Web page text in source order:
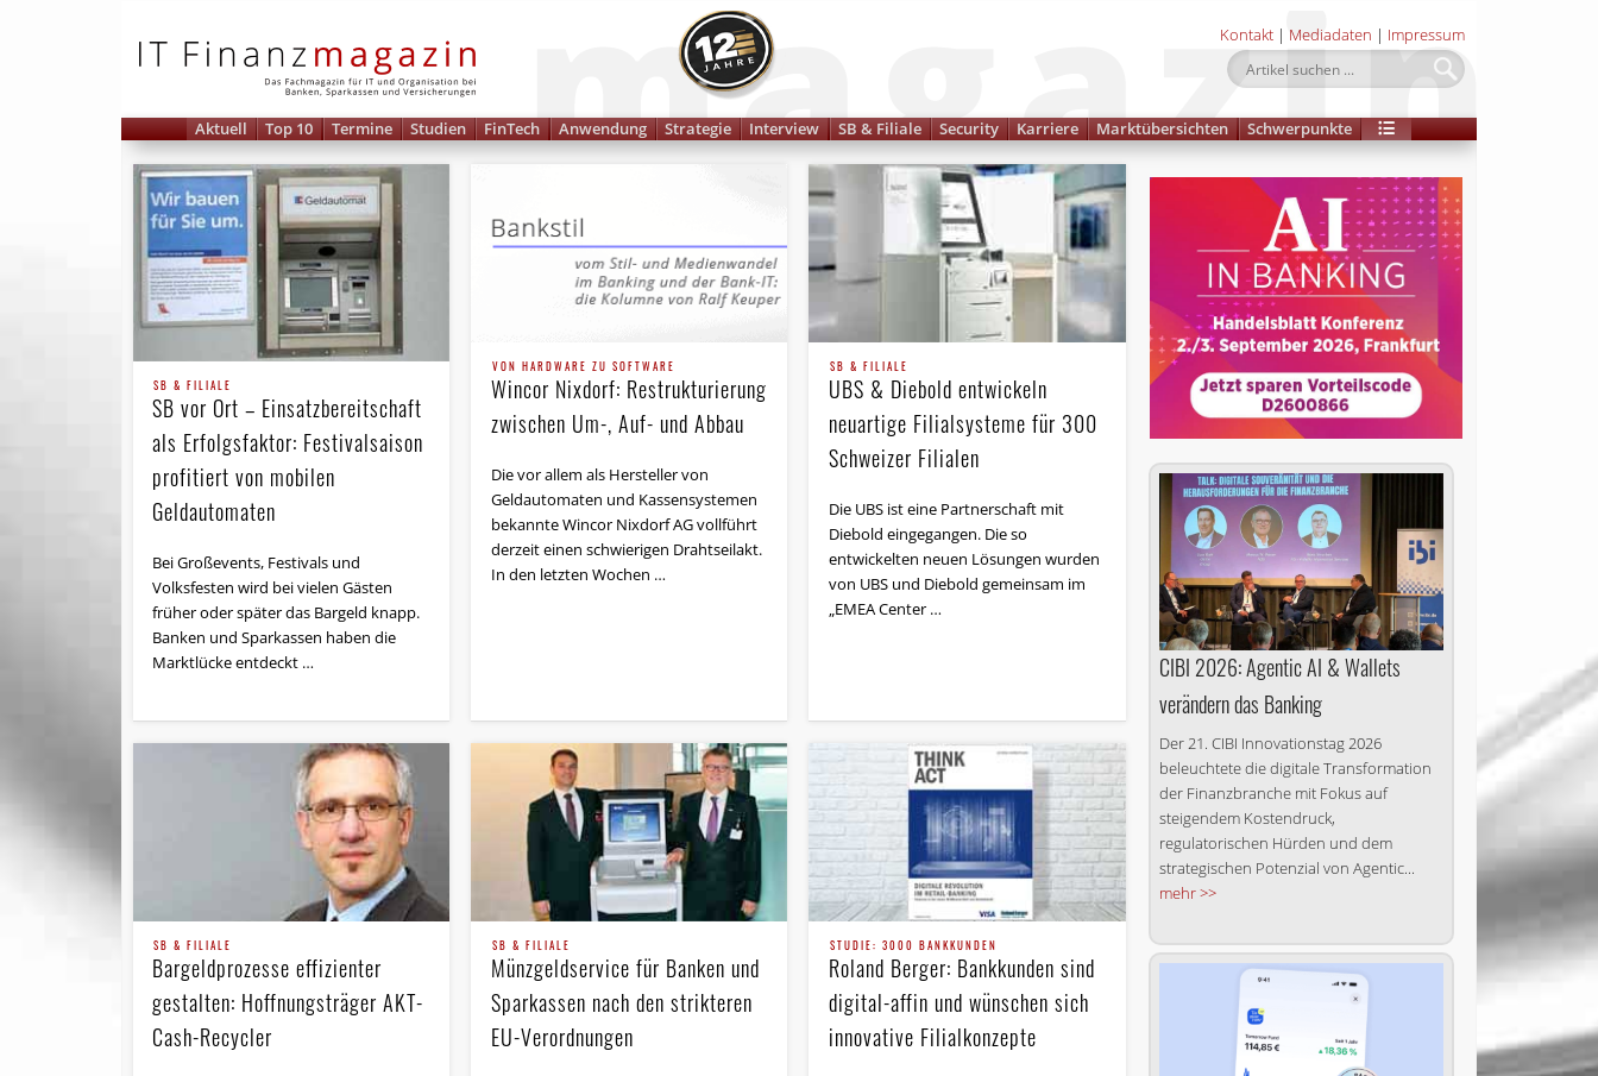
Kontakt | Mediadaten | Impressum
Aktuell Top 10 Termine Studien FinTech Anwendung Strategie Interview SB & Filiale Security Karriere Marktübersichten Schwerpunkte
SB & FILIALE
SB vor Ort – Einsatzbereit­schaft
als Erfolgsfaktor: Festivalsaison
profitiert von mobilen
Geldautomaten
Bei Großevents, Festivals und
Volksfesten wird bei vielen Gästen
früher oder später das Bargeld knapp.
Banken und Sparkassen haben die
Marktlücke entdeckt …
VON HARDWARE ZU SOFTWARE
Wincor Nixdorf: Restrukturierung
zwischen Um-, Auf- und Abbau
Die vor allem als Hersteller von
Geldautomaten und Kassen­systemen
bekannte Wincor Nixdorf AG vollführt
derzeit einen schwierigen Drahtseil­akt.
In den letzten Wochen …
SB & FILIALE
UBS & Diebold entwickeln
neuartige Filialsysteme für 300
Schweizer Filialen
Die UBS ist eine Partnerschaft mit
Diebold eingegangen. Die so
entwickelten neuen Lösungen wurden
von UBS und Diebold gemeinsam im
„EMEA Center …
SB & FILIALE
Bargeldprozesse effizienter
gestalten: Hoffnungsträger AKT-
Cash-Recycler
SB & FILIALE
Münzgeldservice für Banken und
Sparkassen nach den strikteren
EU-Verordnungen
STUDIE: 3000 BANKKUNDEN
Roland Berger: Bankkunden sind
digital-affin und wünschen sich
innovative Filialkonzepte
CIBI 2026: Agentic AI & Wallets
verändern das Banking
Der 21. CIBI Innovationstag 2026
beleuchtete die digitale Transformation
der Finanzbranche mit Fokus auf
steigendem Kostendruck,
regulatorischen Hürden und dem
strategischen Potenzial von Agentic...
mehr >>